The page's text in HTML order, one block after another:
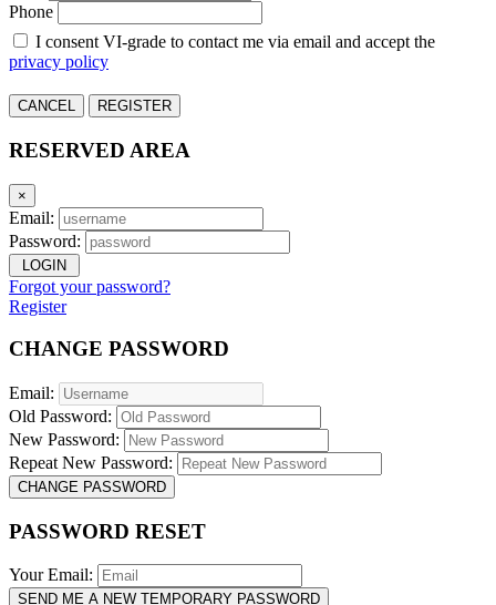
Phone
I consent VI-grade to contact me via email and accept the
privacy policy
CANCEL REGISTER
RESERVED AREA
×
Email:
Password:
LOGIN
Forgot your password?
Register
CHANGE PASSWORD
Email:
Old Password:
New Password:
Repeat New Password:
CHANGE PASSWORD
PASSWORD RESET
Your Email:
SEND ME A NEW TEMPORARY PASSWORD